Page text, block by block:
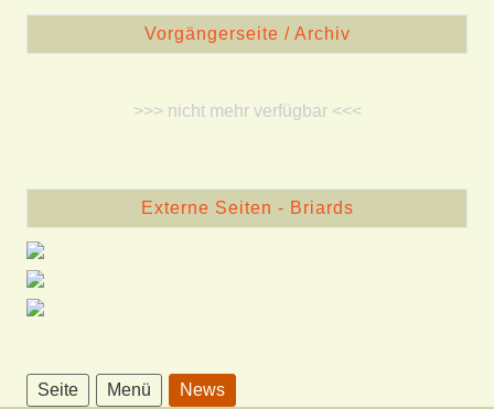
Vorgängerseite / Archiv
>>> nicht mehr verfügbar <<<
Externe Seiten - Briards
Seite Menü News